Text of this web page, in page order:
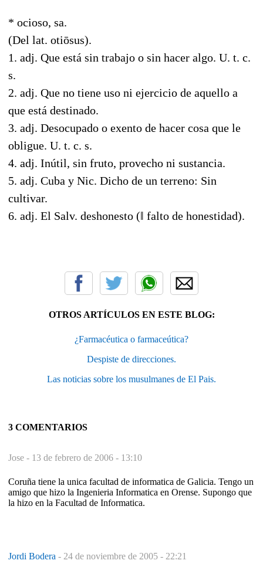
* ocioso, sa.
(Del lat. otiōsus).
1. adj. Que está sin trabajo o sin hacer algo. U. t. c.
s.
2. adj. Que no tiene uso ni ejercicio de aquello a
que está destinado.
3. adj. Desocupado o exento de hacer cosa que le
obligue. U. t. c. s.
4. adj. Inútil, sin fruto, provecho ni sustancia.
5. adj. Cuba y Nic. Dicho de un terreno: Sin
cultivar.
6. adj. El Salv. deshonesto (ǁ falto de honestidad).
OTROS ARTÍCULOS EN ESTE BLOG:
¿Farmacéutica o farmaceútica?
Despiste de direcciones.
Las noticias sobre los musulmanes de El Pais.
3 COMENTARIOS
Jose - 13 de febrero de 2006 - 13:10
Coruña tiene la unica facultad de informatica de Galicia. Tengo un
amigo que hizo la Ingenieria Informatica en Orense. Supongo que
la hizo en la Facultad de Informatica.
Jordi Bodera - 24 de noviembre de 2005 - 22:21